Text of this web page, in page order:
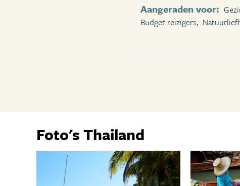
Aangeraden voor:
Budget reizigers,
Foto's Thailand